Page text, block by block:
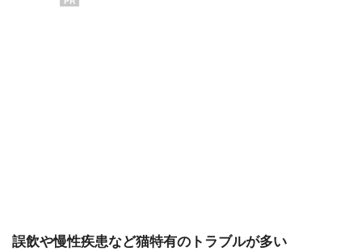
誤飲や慢性疾患など猫特有のトラブルが多い